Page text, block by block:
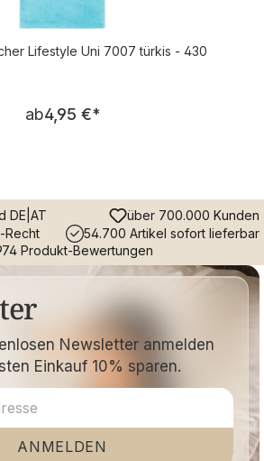
Lifestyle Uni 7007 türkis - 430
Regulärer Preis:
ab4,95 €*
DE|AT
über 700.000 Kunden
Recht
54.700 Artikel sofort lieferbar
Produkt-Bewertungen
Newsletter anmelden
Einkauf 10% sparen.
ANMELDEN